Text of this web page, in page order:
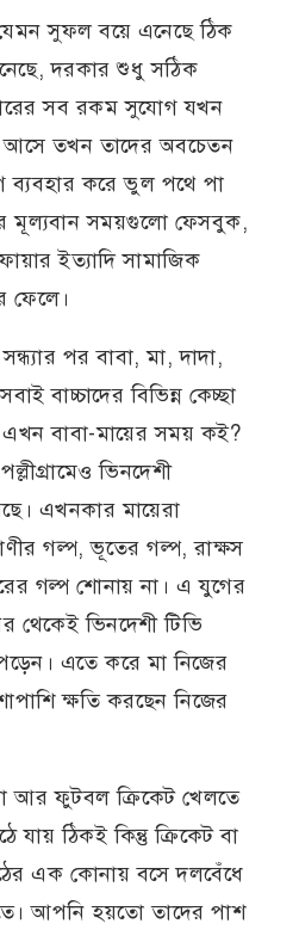
সুফল বয়ে এনেছে ঠিক
দরকার শুধু সঠিক
সব রকম সুযোগ যখন
আসে তখন তাদের অবচেতন
ব্যবহার করে ভুল পথে পা
মূল্যবান সময়গুলো ফেসবুক,
ইত্যাদি সামাজিক
ফেলে।
পর বাবা, মা, দাদা,
বাচ্চাদের বিভিন্ন কেচ্ছা
এখন বাবা-মায়ের সময় কই?
ভিনদেশী
এখনকার মায়েরা
গল্প, ভূতের গল্প, রাক্ষস
গল্প শোনায় না। এ যুগের
থেকেই ভিনদেশী টিভি
এতে করে মা নিজের
ক্ষতি করছেন নিজের
আর ফুটবল ক্রিকেট খেলতে
যায় ঠিকই কিন্তু ক্রিকেট বা
এক কোনায় বসে দলবেঁধে
আপনি হয়তো তাদের পাশ